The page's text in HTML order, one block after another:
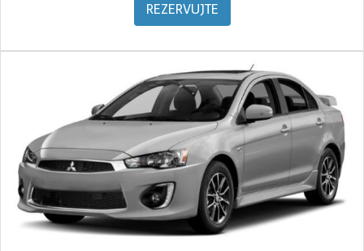
REZERVUJTE